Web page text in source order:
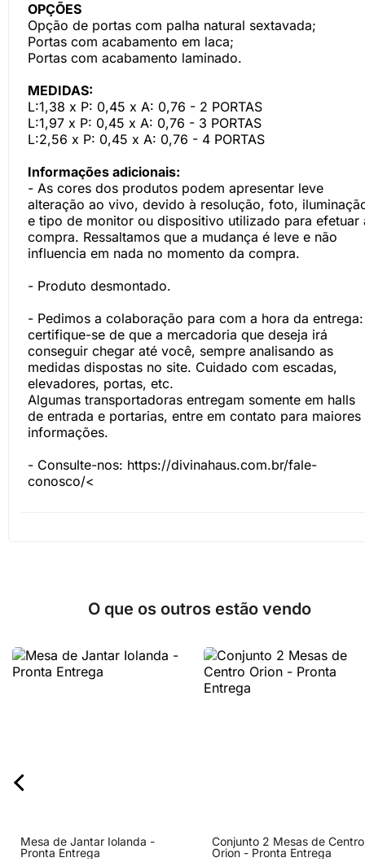
OPÇÕES
Opção de portas com palha natural sextavada;
Portas com acabamento em laca;
Portas com acabamento laminado.
MEDIDAS:
L:1,38 x P: 0,45 x A: 0,76 - 2 PORTAS
L:1,97 x P: 0,45 x A: 0,76 - 3 PORTAS
L:2,56 x P: 0,45 x A: 0,76 - 4 PORTAS
Informações adicionais:
- As cores dos produtos podem apresentar leve
alteração ao vivo, devido à resolução, foto,
e tipo de monitor ou dispositivo utilizado para efetuar
compra. Ressaltamos que a mudança é leve e não
influencia em nada no momento da compra.
- Produto desmontado.
- Pedimos a colaboração para com a hora da entrega:
certifique-se de que a mercadoria que deseja irá
conseguir chegar até você, sempre analisando as
medidas dispostas no site. Cuidado com escadas,
elevadores, portas, etc.
Algumas transportadoras entregam somente em halls
de entrada e portarias, entre em contato para maiores
informações.
- Consulte-nos: https://divinahaus.com.br/fale-
conosco/<
O que os outros estão vendo
Mesa de Jantar Iolanda -
Pronta Entrega
Conjunto 2 Mesas de Centro
Orion - Pronta Entrega